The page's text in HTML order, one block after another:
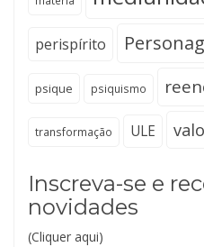
perispírito
psique psiquismo
transformação ULE
Inscreva-se e
novidades
(Cliquer aqui)